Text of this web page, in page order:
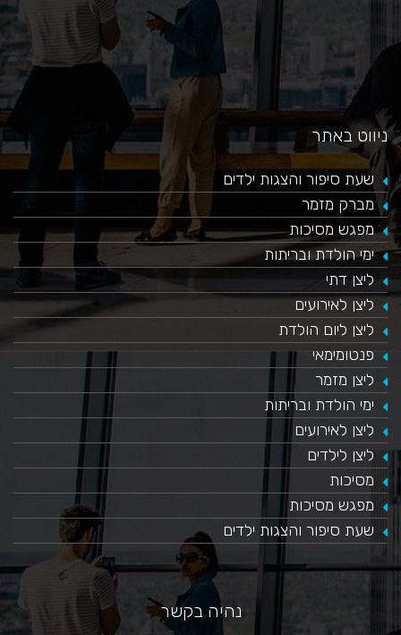
ניווט באתר
שעת סיפור והצגות ילדים
מברק מזמר
מפגש מסיכות
ימי הולדת ובריתות
ליצן דתי
ליצן לאירועים
ליצן ליום הולדת
פנטומימאי
ליצן מזמר
ימי הולדת ובריתות
ליצן לאירועים
ליצן לילדים
מסיכות
מפגש מסיכות
שעת סיפור והצגות ילדים
נהיה בקשר